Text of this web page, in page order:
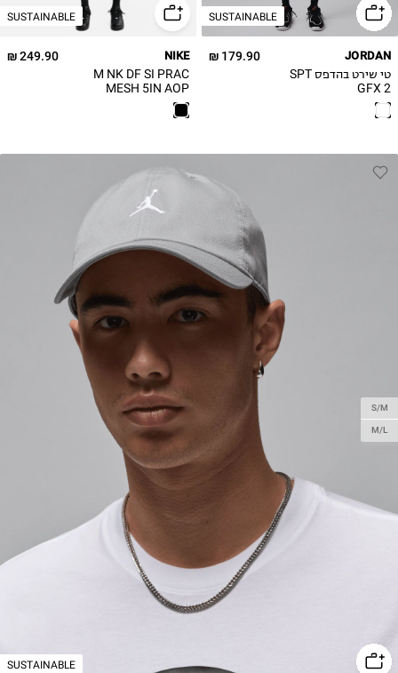
SUSTAINABLE
179.90 ₪ JORDAN
טי שירט בהדפס SPT
GFX 2
SUSTAINABLE
249.90 ₪ NIKE
M NK DF SI PRAC
MESH 5IN AOP
מכנסיים קצרים
SUSTAINABLE
S/M
M/L